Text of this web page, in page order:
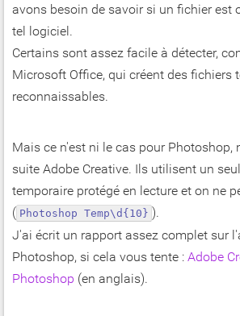
avons besoin de savoir si un fichier est
tel logiciel.
Certains sont assez facile à détecter,
Microsoft Office, qui créent des fichiers
reconnaissables.
Mais ce n'est ni le cas pour Photoshop,
suite Adobe Creative. Ils utilisent un
temporaire protégé en lecture et on ne
( Photoshop Temp\d{10} ).
J'ai écrit un rapport assez complet sur
Photoshop, si cela vous tente : Adobe
Photoshop (en anglais).